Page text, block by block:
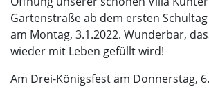
Gartenstraße ab dem ersten
am Montag, 3.1.2022. Wunderbar,
wieder mit Leben gefüllt wird!
Am Drei-Königsfest am Donnerstag,